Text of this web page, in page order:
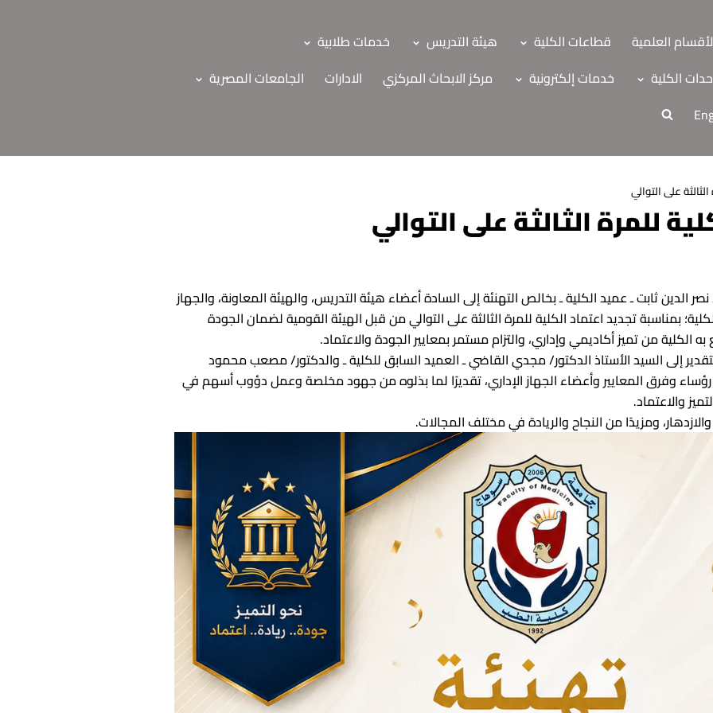
العلمية قطاعات الكلية هيئة التدريس
خدمات طلابية
الكلية خدمات إلكترونية مركز الابحاث المركزي الادارات
الجامعات المصرية
المؤسسي
البيئة
بجامعة سوهاج
هيئة التدريس
التدريس
الاولى
الدراسية
العليا والبحوث
شمس
سويف
على التوالي
للمرة الثالثة على التوالي
الدين ثابت ـ عميد الكلية ـ بخالص التهنئة إلى السادة أعضاء هيئة التدريس، والهيئة المعاونة، والجهاز
بمناسبة تجديد اعتماد الكلية للمرة الثالثة على التوالي من قبل الهيئة القومية لضمان الجودة
الكلية من تميز أكاديمي وإداري، والتزام مستمر بمعايير الجودة والاعتماد.
إلى السيد الأستاذ الدكتور/ مجدي القاضي ـ العميد السابق للكلية ـ والدكتور/ مصعب محمود
وفرق المعايير وأعضاء الجهاز الإداري، تقديرًا لما بذلوه من جهود مخلصة وعمل دؤوب أسهم في
والاعتماد.
ومزيدًا من النجاح والريادة في مختلف المجالات.